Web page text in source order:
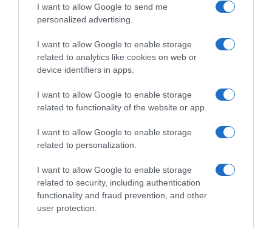
I want to allow Google to send me
personalized advertising.
I want to allow Google to enable storage
related to analytics like cookies on web or
device identifiers in apps.
I want to allow Google to enable storage
related to functionality of the website or app.
I want to allow Google to enable storage
related to personalization.
I want to allow Google to enable storage
related to security, including authentication
functionality and fraud prevention, and other
user protection.
ΠΑΤΗΣΤΕ ΓΙΑ LIVE ΚΙΝΗΣΗ
ΤΟ ΠΑΡΟΝ ΤΗΣ ΚΥΡΙΑΚΗΣ